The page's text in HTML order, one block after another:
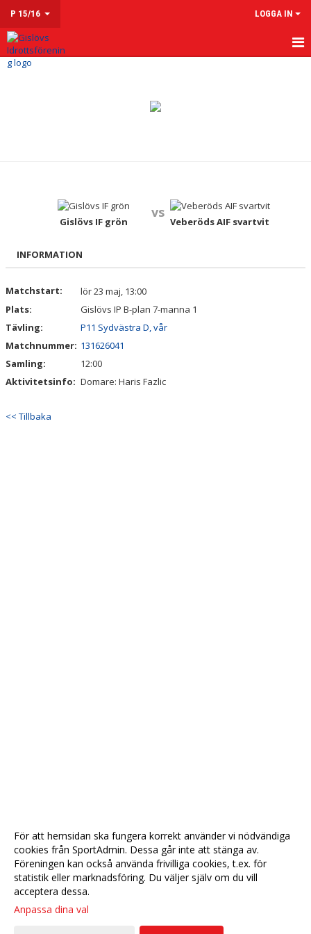
P 15/16 LOGGA IN
HEM
Gislövs IF grön
vs
Veberöds AIF svartvit
INFORMATION
Matchstart:
lör 23 maj, 13:00
Plats:
Gislövs IP B-plan 7-manna 1
Tävling:
P11 Sydvästra D, vår
Matchnummer: 131626041
Samling:
12:00
Aktivitetsinfo: Domare: Haris Fazlic
<< Tillbaka
För att hemsidan ska fungera korrekt använder vi nödvändiga
cookies från SportAdmin. Dessa går inte att stänga av.
Föreningen kan också använda frivilliga cookies, t.ex. för
statistik eller marknadsföring. Du väljer själv om du vill
acceptera dessa.
Anpassa dina val